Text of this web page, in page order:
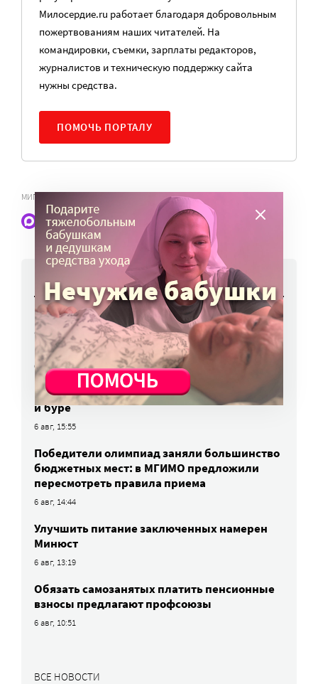
Милосердие.ru работает благодаря добровольным
пожертвованиям наших читателей. На
командировки, съемки, зарплаты редакторов,
журналистов и техническую поддержку сайта
нужны средства.
ПОМОЧЬ ПОРТАЛУ
МИГРАНТЫ , СМЕРТЬ УМАРАЛИ НАЗАРОВА
Наши статьи и новости в Max. Подпишитесь
НОВОСТИ
Работы фотографов портала
«Милосердие.ru» представят на выставке
в Переславле-Залесском
6 авг, 16:03
МЧС предупреждает москвичей о грозе
и буре
6 авг, 15:55
Победители олимпиад заняли большинство
бюджетных мест: в МГИМО предложили
пересмотреть правила приема
6 авг, 14:44
Улучшить питание заключенных намерен
Минюст
6 авг, 13:19
Обязать самозанятых платить пенсионные
взносы предлагают профсоюзы
6 авг, 10:51
ВСЕ НОВОСТИ